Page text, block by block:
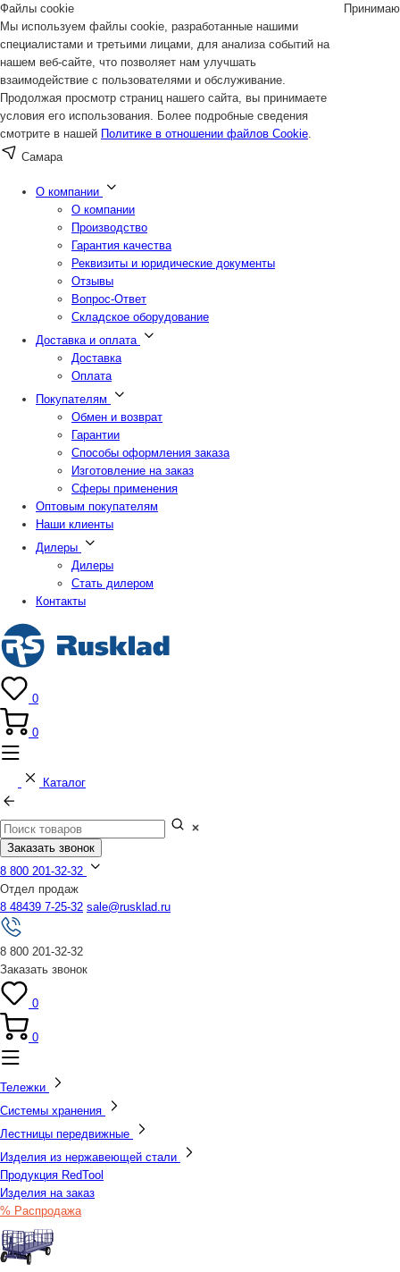
Файлы cookie
Мы используем файлы cookie, разработанные нашими
специалистами и третьими лицами, для анализа событий на
нашем веб-сайте, что позволяет нам улучшать
взаимодействие с пользователями и обслуживание.
Продолжая просмотр страниц нашего сайта, вы принимаете
условия его использования. Более подробные сведения
смотрите в нашей Политике в отношении файлов Cookie.
Принимаю
Самара
О компании
О компании
Производство
Гарантия качества
Реквизиты и юридические документы
Отзывы
Вопрос-Ответ
Складское оборудование
Доставка и оплата
Доставка
Оплата
Покупателям
Обмен и возврат
Гарантии
Способы оформления заказа
Изготовление на заказ
Сферы применения
Оптовым покупателям
Наши клиенты
Дилеры
Дилеры
Стать дилером
Контакты
0
0
Каталог
Заказать звонок
8 800 201-32-32
Отдел продаж
8 48439 7-25-32 sale@rusklad.ru
8 800 201-32-32
Заказать звонок
0
0
Тележки
Системы хранения
Лестницы передвижные
Изделия из нержавеющей стали
Продукция RedTool
Изделия на заказ
% Распродажа